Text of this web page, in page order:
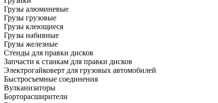
Грузы алюминевые
Грузы грузовые
Грузы клеющиеся
Грузы набивные
Грузы железные
Стенды для правки дисков
Запчасти к станкам для правки дисков
Электрогайковерт для грузовых автомобилей
Быстросъемные соединения
Вулканизаторы
Борторасширители